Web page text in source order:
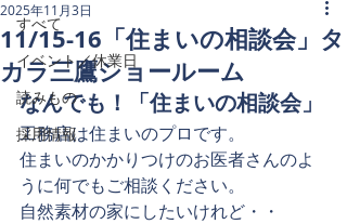
すべて
イベント／休業日
読みもの
採用情報
11/15-16「住まいの相談会」タ
カラ三鷹ショールーム
2025年11月3日
なんでも！「住まいの相談会」
工務店は住まいのプロです。
住まいのかかりつけのお医者さんのよ
うに何でもご相談ください。
自然素材の家にしたいけれど・・